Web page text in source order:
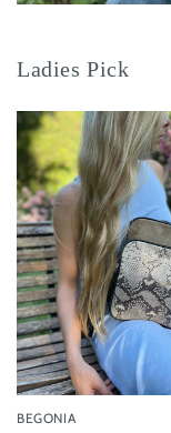
Ladies Pick
BEGONIA